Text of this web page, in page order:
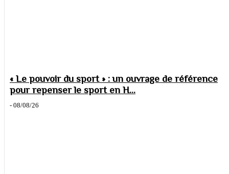
« Le pouvoir du sport » : un ouvrage de référence
pour repenser le sport en H...
- 08/08/26